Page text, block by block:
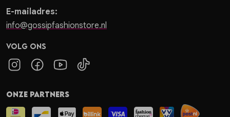
E-mailadres:
info@gossipfashionstore.nl
Volg ons
Onze partners